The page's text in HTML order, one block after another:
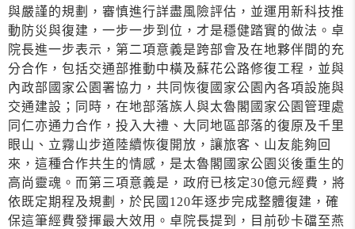
與嚴謹的規劃，審慎進行詳盡風險評估，並運用新科技推
動防災與復建，一步一步到位，才是穩健踏實的做法。卓
院長進一步表示，第二項意義是跨部會及在地夥伴間的充
分合作，包括交通部推動中橫及蘇花公路修復工程，並與
內政部國家公園署協力，共同恢復國家公園內各項設施與
交通建設；同時，在地部落族人與太魯閣國家公園管理處
同仁亦通力合作，投入大禮、大同地區部落的復原及千里
眼山、立霧山步道陸續恢復開放，讓旅客、山友能夠回
來，這種合作共生的情感，是太魯閣國家公園災後重生的
高尚靈魂。而第三項意義是，政府已核定30億元經費，將
依既定期程及規劃，於民國120年逐步完成整體復建，確
保這筆經費發揮最大效用。卓院長提到，目前砂卡礑至燕